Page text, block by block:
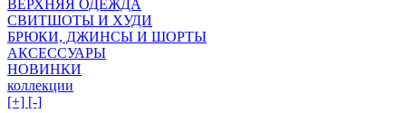
ВЕРХНЯЯ ОДЕЖДА
СВИТШОТЫ И ХУДИ
БРЮКИ, ДЖИНСЫ И ШОРТЫ
АКСЕССУАРЫ
НОВИНКИ
коллекции
[+] [-]